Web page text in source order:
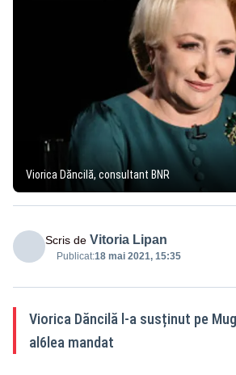
Viorica Dăncilă, consultant BNR
Scris de Vitoria Lipan
Publicat:18 mai 2021, 15:35
Viorica Dăncilă l-a susținut pe
al6lea mandat